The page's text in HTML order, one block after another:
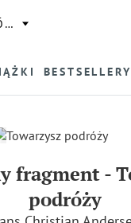
BESTSELLERY
fragment-
podróży